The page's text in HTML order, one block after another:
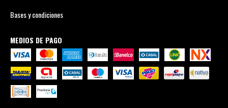
Bases y condiciones
MEDIOS DE PAGO